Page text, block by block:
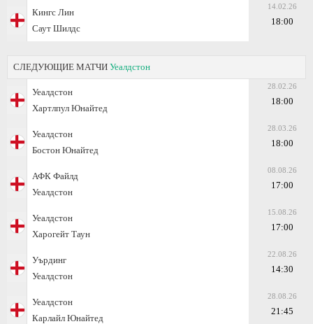
Кингс Лин
Саут Шилдс
14.02.26
18:00
СЛЕДУЮЩИЕ МАТЧИ Уеалдстон
Уеалдстон
Хартлпул Юнайтед
28.02.26
18:00
Уеалдстон
Бостон Юнайтед
28.03.26
18:00
АФК Файлд
Уеалдстон
08.08.26
17:00
Уеалдстон
Харогейт Таун
15.08.26
17:00
Уърдинг
Уеалдстон
22.08.26
14:30
Уеалдстон
Карлайл Юнайтед
28.08.26
21:45